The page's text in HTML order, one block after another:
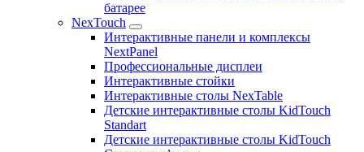
батарее
NexTouch
Интерактивные панели и комплексы
NextPanel
Профессиональные дисплеи
Интерактивные стойки
Интерактивные столы NexTable
Детские интерактивные столы KidTouch
Standart
Детские интерактивные столы KidTouch